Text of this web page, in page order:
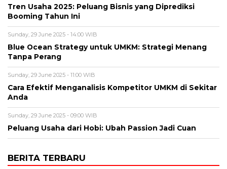
Tren Usaha 2025: Peluang Bisnis yang Diprediksi
Booming Tahun Ini
Sunday, 29 June 2025 - 14:00 WIB
Blue Ocean Strategy untuk UMKM: Strategi Menang
Tanpa Perang
Sunday, 29 June 2025 - 11:00 WIB
Cara Efektif Menganalisis Kompetitor UMKM di Sekitar
Anda
Sunday, 29 June 2025 - 09:00 WIB
Peluang Usaha dari Hobi: Ubah Passion Jadi Cuan
BERITA TERBARU